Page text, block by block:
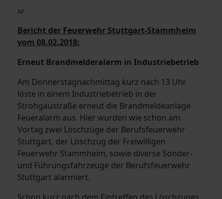
AF
Bericht der Feuerwehr Stuttgart-Stammheim
vom 08.02.2018:
Erneut Brandmelderalarm in Industriebetrieb
Am Donnerstagnachmittag kurz nach 13 Uhr
löste in einem Industriebetrieb in der
Strohgäustraße erneut die Brandmeldeanlage
Feueralarm aus. Hier wurden wie schon am
Vortag zwei Löschzüge der Berufsfeuerwehr
Stuttgart, der Löschzug der Freiwilligen
Feuerwehr Stammheim, sowie diverse Sonder-
und Führungsfahrzeuge der Berufsfeuerwehr
Stuttgart alarmiert.